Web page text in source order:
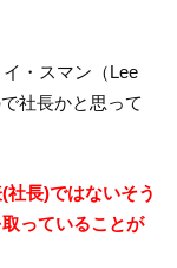
・スマン（Lee
社長かと思って
長)ではないそう
っていることが